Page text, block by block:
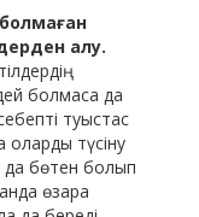
алу.
болмаса да
туыстас
оларды түсіну
да бөтен болып
өзара